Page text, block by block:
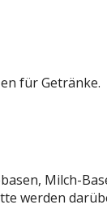
für Getränke.
Milch-
werden